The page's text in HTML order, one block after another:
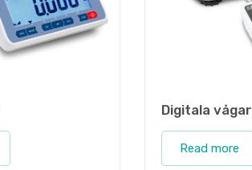
Digitala vågar
Read more